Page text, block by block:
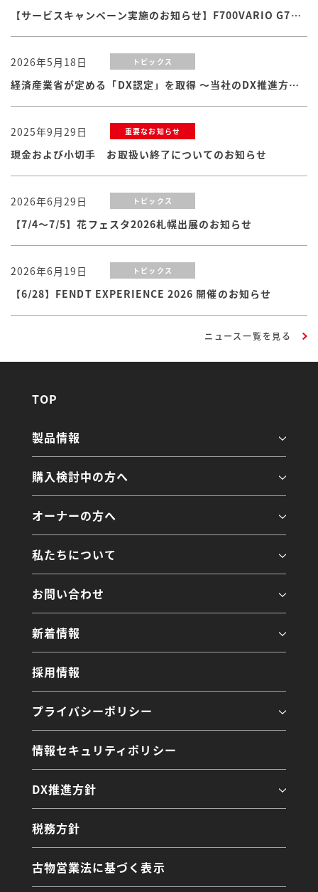
【サービスキャンペーン実施のお知らせ】F700VARIO G7シリーズ
2026年5月18日 トピックス
経済産業省が定める「DX認定」を取得 ～当社のDX推進方針・体制および取り組みが認められました
2025年9月29日 重要なお知らせ
現金および小切手 お取扱い終了についてのお知らせ
2026年6月29日 トピックス
【7/4～7/5】花フェスタ2026札幌出展のお知らせ
2026年6月19日 トピックス
【6/28】FENDT EXPERIENCE 2026 開催のお知らせ
ニュース一覧を見る
TOP
製品情報
購入検討中の方へ
オーナーの方へ
私たちについて
お問い合わせ
新着情報
採用情報
プライバシーポリシー
情報セキュリティポリシー
DX推進方針
税務方針
古物営業法に基づく表示